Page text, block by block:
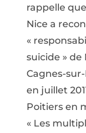
rappelle
Nice a
«
suicide » de
Cagnes-
en juillet
Poitiers en
« Les